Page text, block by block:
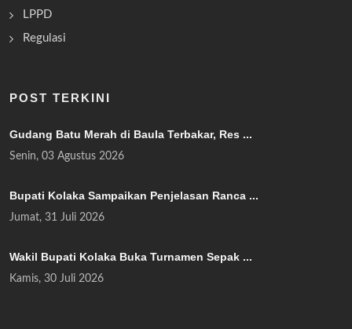
LPPD
Regulasi
POST TERKINI
Gudang Batu Merah di Baula Terbakar, Res ...
Senin, 03 Agustus 2026
Bupati Kolaka Sampaikan Penjelasan Ranca ...
Jumat, 31 Juli 2026
Wakil Bupati Kolaka Buka Turnamen Sepak ...
Kamis, 30 Juli 2026